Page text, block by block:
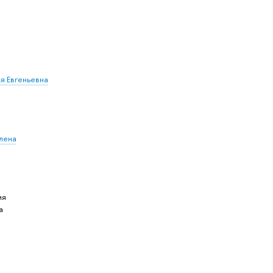
Евгеньевна